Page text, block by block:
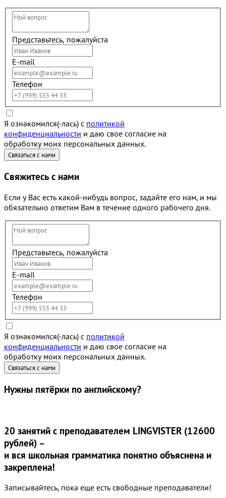
Представьтесь, пожалуйста
E-mail
Телефон
Я ознакомился(-лась) с политикой
конфиденциальности и даю свое согласие на
обработку моих персональных данных.
Свяжитесь с нами
Если у Вас есть какой-нибудь вопрос, задайте его нам, и мы
обязательно ответим Вам в течение одного рабочего дня.
Представьтесь, пожалуйста
E-mail
Телефон
Я ознакомился(-лась) с политикой
конфиденциальности и даю свое согласие на
обработку моих персональных данных.
Нужны пятёрки по английскому?
20 занятий с преподавателем LINGVISTER (12600
рублей) –
и вся школьная грамматика понятно объяснена и
закреплена!
Записывайтесь, пока еще есть свободные преподаватели!